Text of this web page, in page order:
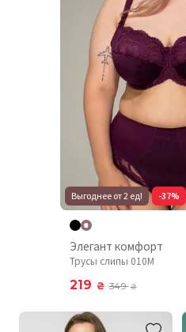
Выгоднее от 2 ед! -37%
Элегант комфорт
Трусы слипы 010М
219 ₴ 349₴